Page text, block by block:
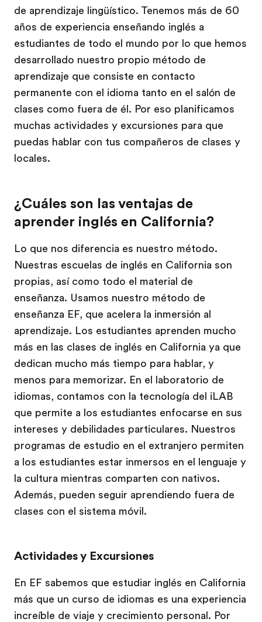
de aprendizaje lingüístico. Tenemos más de 60
años de experiencia enseñando inglés a
estudiantes de todo el mundo por lo que hemos
desarrollado nuestro propio método de
aprendizaje que consiste en contacto
permanente con el idioma tanto en el salón de
clases como fuera de él. Por eso planificamos
muchas actividades y excursiones para que
puedas hablar con tus compañeros de clases y
locales.
¿Cuáles son las ventajas de
aprender inglés en California?
Lo que nos diferencia es nuestro método.
Nuestras escuelas de inglés en California son
propias, así como todo el material de
enseñanza. Usamos nuestro método de
enseñanza EF, que acelera la inmersión al
aprendizaje. Los estudiantes aprenden mucho
más en las clases de inglés en California ya que
dedican mucho más tiempo para hablar, y
menos para memorizar. En el laboratorio de
idiomas, contamos con la tecnología del iLAB
que permite a los estudiantes enfocarse en sus
intereses y debilidades particulares. Nuestros
programas de estudio en el extranjero permiten
a los estudiantes estar inmersos en el lenguaje y
la cultura mientras comparten con nativos.
Además, pueden seguir aprendiendo fuera de
clases con el sistema móvil.
Actividades y Excursiones
En EF sabemos que estudiar inglés en California
más que un curso de idiomas es una experiencia
increíble de viaje y crecimiento personal. Por